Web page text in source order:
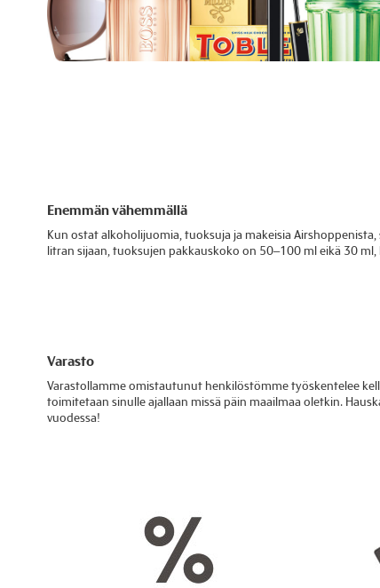
Enemmän vähemmällä
Kun ostat alkoholijuomia, tuoksuja ja makeisia
litran sijaan, tuoksujen pakkauskoko on 50–100 ml eikä 30
Varasto
Varastollamme omistautunut henkilöstömme työskentelee
toimitetaan sinulle ajallaan missä päin maailmaa oletkin.
vuodessa!